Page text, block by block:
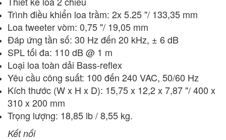
Trình điều khiển loa trầm: 2x 5.25 "/ 133,35 mm
Loa tweeter vòm: 0,75 "/ 19,05 mm
Đáp ứng tần số: 30 Hz đến 20 kHz, ± 6 dB
SPL tối đa: 110 dB @ 1 m
Loại loa toàn dải Bass-reflex
Yêu cầu công suất: 100 đến 240 VAC, 50/60 Hz
Kích thước (W x H x D): 15,75 x 12,2 x 7,87 "/ 400 x
310 x 200 mm
Trọng lượng: 18,85 lb / 8,55 kg.
Kết nối